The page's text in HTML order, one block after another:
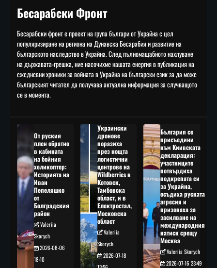
Бесарабски Фронт
Бесарабски фронт е проект на група българи от Украйна с цел
популяризиране на региона на Дунавска Бесарабия и развитие на
българското наследство в Украйна. След пълномащабното нахлуване
на държавата-грешка, ние насочихме нашата енергия в публикация на
ежедневни хроники за войната в Украйна на български език за да може
българският читател да получава актуална информация за случващото
се в момента.
От руския
плен обратно
в кабината
на бойния
хеликоптер:
Историята на
Иван
Пепеляшко
от
Болградския
район
Valeriia
Skorych
2026-08-06
18:10
Украински
дронове
поразиха
през нощта
логистични
центрове на
Wildberries в
Котовск,
Тамбовска
област, и в
Електростал,
Московска
област
Valeriia
Skorych
2026-07-18
България се
присъедини
към Киивската
декларация:
участниците
потвърдиха
подкрепата си
за Украйна,
осъдиха руската
агресия и
призоваха за
засилване на
международния
натиск срещу
Москва
Valeriia Skorych
2026-07-16 23:49